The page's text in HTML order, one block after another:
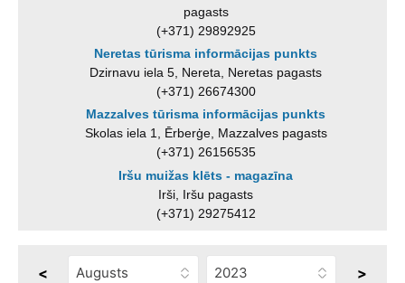
pagasts
(+371) 29892925
Neretas tūrisma informācijas punkts
Dzirnavu iela 5, Nereta, Neretas pagasts
(+371) 26674300
Mazzalves tūrisma informācijas punkts
Skolas iela 1, Ērberģe, Mazzalves pagasts
(+371) 26156535
Iršu muižas klēts - magazīna
Irši, Iršu pagasts
(+371) 29275412
< >